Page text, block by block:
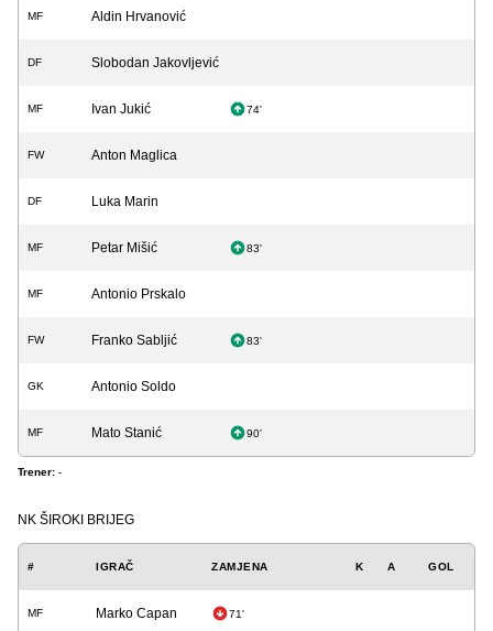
MF Aldin Hrvanović
DF Slobodan Jakovljević
MF Ivan Jukić 74'
FW Anton Maglica
DF Luka Marin
MF Petar Mišić 83'
MF Antonio Prskalo
FW Franko Sabljić 83'
GK Antonio Soldo
MF Mato Stanić 90'
Trener: -
NK ŠIROKI BRIJEG
# IGRAČ ZAMJENA K A GOL
MF Marko Capan 71'